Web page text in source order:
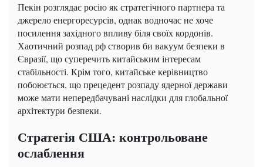
Пекін розглядає росію як стратегічного партнера та
джерело енергоресурсів, однак водночас не хоче
посилення західного впливу біля своїх кордонів.
Хаотичний розпад рф створив би вакуум безпеки в
Євразії, що суперечить китайським інтересам
стабільності. Крім того, китайське керівництво
побоюється, що прецедент розпаду ядерної держави
може мати непередбачувані наслідки для глобальної
архітектури безпеки.
Стратегія США: контрольоване
ослаблення